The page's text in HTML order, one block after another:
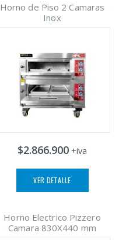
Horno de Piso 2 Camaras
Inox
$2.866.900 +iva
VER DETALLE
Horno Electrico Pizzero
Camara 830X440 mm